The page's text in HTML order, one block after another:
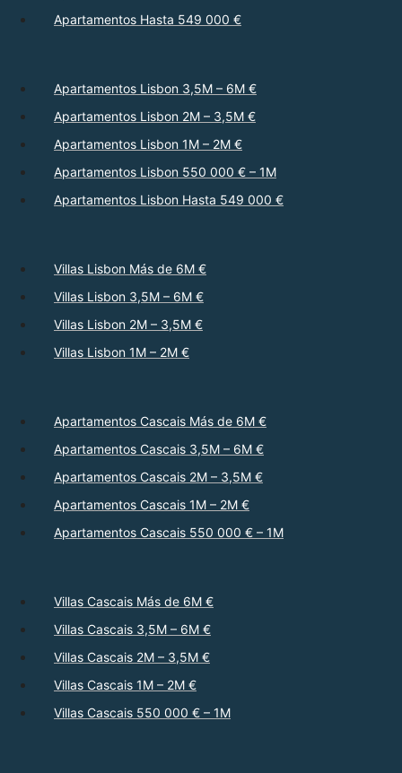
Apartamentos Hasta 549 000 €
Apartamentos Lisbon 3,5M – 6M €
Apartamentos Lisbon 2M – 3,5M €
Apartamentos Lisbon 1M – 2M €
Apartamentos Lisbon 550 000 € – 1M
Apartamentos Lisbon Hasta 549 000 €
Villas Lisbon Más de 6M €
Villas Lisbon 3,5M – 6M €
Villas Lisbon 2M – 3,5M €
Villas Lisbon 1M – 2M €
Apartamentos Cascais Más de 6M €
Apartamentos Cascais 3,5M – 6M €
Apartamentos Cascais 2M – 3,5M €
Apartamentos Cascais 1M – 2M €
Apartamentos Cascais 550 000 € – 1M
Villas Cascais Más de 6M €
Villas Cascais 3,5M – 6M €
Villas Cascais 2M – 3,5M €
Villas Cascais 1M – 2M €
Villas Cascais 550 000 € – 1M